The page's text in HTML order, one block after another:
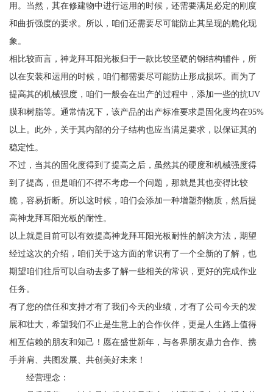
用。当然，其在修建物中进行运用的时候，还需要满足必定的刚度
和曲折强度的要求。所以，咱们还需要尽可能防止其呈现的脆化现
象。
相比较而言，神龙拜耳阳光板归于一款比较坚硬的钢结构辅件，所
以在安装和运用的时候，咱们都需要尽可能防止形成损坏。而为了
提高其的机械强度，咱们一般会在出产的过程中，添加一些的抗UV
膜和树脂等。通常情况下，该产品的出产标准要求是固化度均在95%
以上。此外，关于其内部的分子结构也应当满足要求，以保证其的
稳定性。
不过，当其的固化度得到了提高之后，虽然其的硬度和机械强度得
到了提高，但是咱们不得不考虑一个问题，那就是其也变得比较
脆，容易折断。所以这时候，咱们会添加一种增塑剂物质，然后提
高神龙拜耳阳光板的耐性。
以上就是目前可以有效提高神龙拜耳阳光板耐性的解决方法，期望
经过这次的介绍，咱们关于这方面的常识有了一个全新的了解，也
期望咱们往后可以自动去多了解一些相关的常识，更好的完成作业
任务。
有了您的信任和支持才有了我们今天的业绩，才有了公司今天的发
展和壮大，希望我们不止是生意上的合作伙伴，更是人生路上值得
相互信赖的朋友和知己！愿在盛世新年，与各界朋友鼎力合作、携
手并肩、共图发展、共创美好未来！
经营理念：